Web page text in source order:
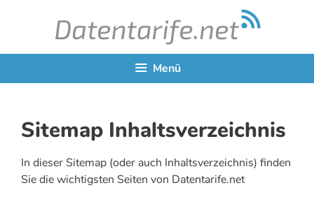
Menü
Sitemap Inhaltsverzeichnis
In dieser Sitemap (oder auch Inhaltsverzeichnis) finden
Sie die wichtigsten Seiten von Datentarife.net